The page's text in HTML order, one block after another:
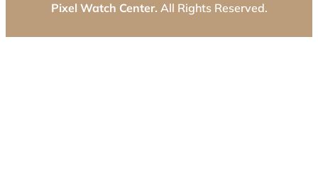
Pixel Watch Center. All Rights Reserved.